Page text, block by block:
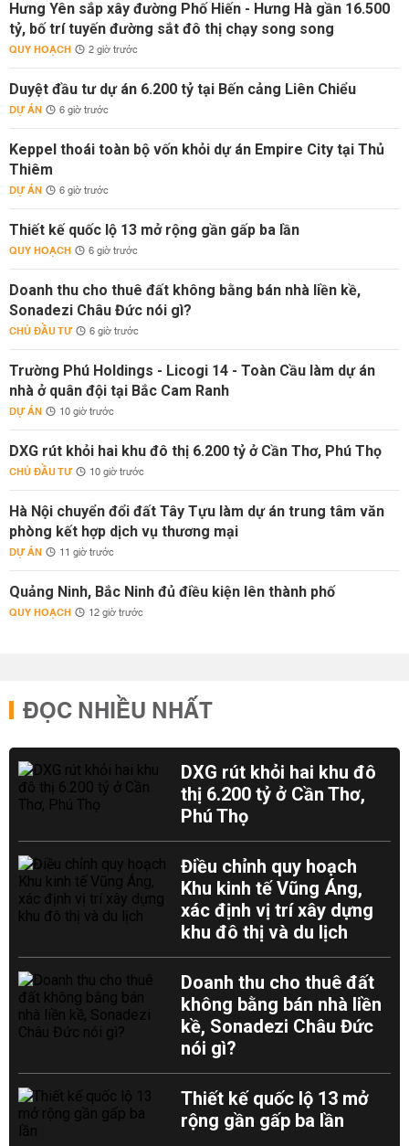
Hưng Yên sắp xây đường Phố Hiến - Hưng Hà gần 16.500
tỷ, bố trí tuyến đường sắt đô thị chạy song song
QUY HOẠCH 2 giờ trước
Duyệt đầu tư dự án 6.200 tỷ tại Bến cảng Liên Chiểu
DỰ ÁN 6 giờ trước
Keppel thoái toàn bộ vốn khỏi dự án Empire City tại Thủ
Thiêm
DỰ ÁN 6 giờ trước
Thiết kế quốc lộ 13 mở rộng gần gấp ba lần
QUY HOẠCH 6 giờ trước
Doanh thu cho thuê đất không bằng bán nhà liền kề,
Sonadezi Châu Đức nói gì?
CHỦ ĐẦU TƯ 6 giờ trước
Trường Phú Holdings - Licogi 14 - Toàn Cầu làm dự án
nhà ở quân đội tại Bắc Cam Ranh
DỰ ÁN 10 giờ trước
DXG rút khỏi hai khu đô thị 6.200 tỷ ở Cần Thơ, Phú Thọ
CHỦ ĐẦU TƯ 10 giờ trước
Hà Nội chuyển đổi đất Tây Tựu làm dự án trung tâm văn
phòng kết hợp dịch vụ thương mại
DỰ ÁN 11 giờ trước
Quảng Ninh, Bắc Ninh đủ điều kiện lên thành phố
QUY HOẠCH 12 giờ trước
ĐỌC NHIỀU NHẤT
DXG rút khỏi hai khu đô
thị 6.200 tỷ ở Cần Thơ,
Phú Thọ
Điều chỉnh quy hoạch
Khu kinh tế Vũng Áng,
xác định vị trí xây dựng
khu đô thị và du lịch
Doanh thu cho thuê đất
không bằng bán nhà liền
kề, Sonadezi Châu Đức
nói gì?
Thiết kế quốc lộ 13 mở
rộng gần gấp ba lần